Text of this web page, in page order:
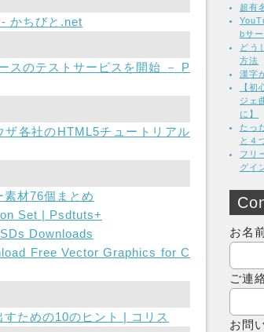
かちびと.net
スのテストサービスを開始 － P
ザ各社のHTML5チュートリアル
材76個まとめ
Set | Psdtuts+
Downloads
Free Vector Graphics for C
ための10のヒント | コリス
超有
bサ
どう
方法
漢字
【
ジェ
に】
たっ
と４
フリ
グイ
お名
ご連
お問